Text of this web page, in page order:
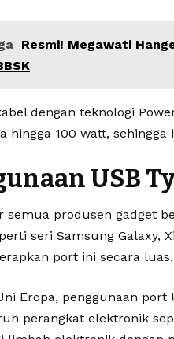
Resmi! Megawati
dengan teknologi
hingga 100 watt,
USB
semua produsen gadget
seri Samsung Galaxy,
port ini secara luas.
Eropa, penggunaan
perangkat elektronik